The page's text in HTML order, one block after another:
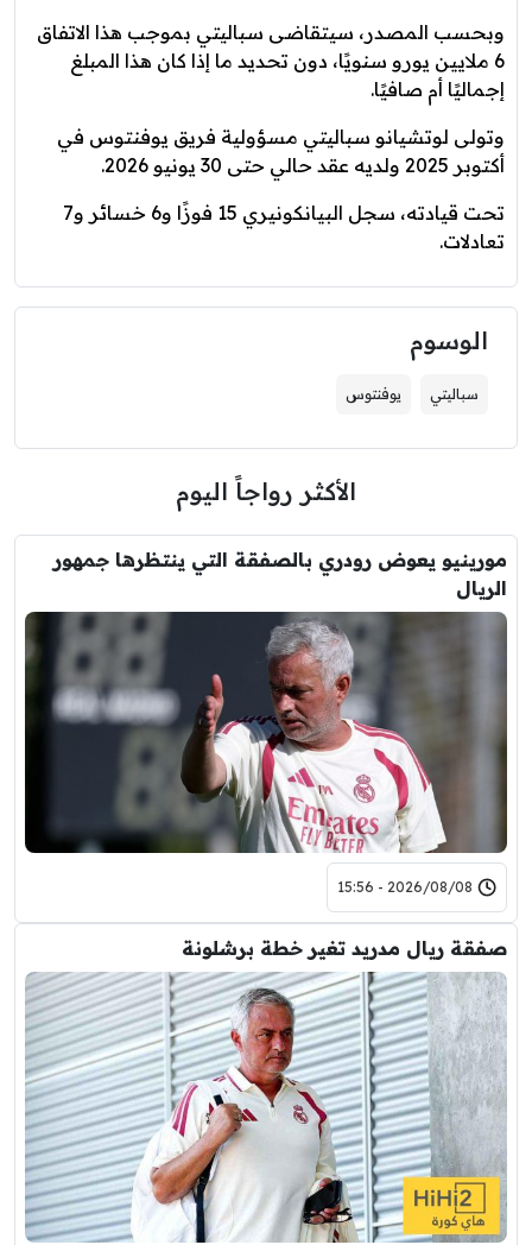
وبحسب المصدر، سيتقاضى سباليتي بموجب هذا الاتفاق
6 ملايين يورو سنويًا، دون تحديد ما إذا كان هذا المبلغ
إجماليًا أم صافيًا.
وتولى لوتشيانو سباليتي مسؤولية فريق يوفنتوس في
أكتوبر 2025 ولديه عقد حالي حتى 30 يونيو 2026.
تحت قيادته، سجل البيانكونيري 15 فوزًا و6 خسائر و7
تعادلات.
الوسوم
سباليتي يوفنتوس
الأكثر رواجاً اليوم
مورينيو يعوض رودري بالصفقة التي ينتظرها جمهور
الريال
2026/08/08 - 15:56
صفقة ريال مدريد تغير خطة برشلونة